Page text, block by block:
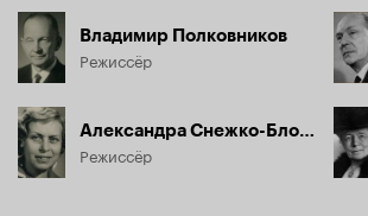
Владимир Полковников
Режиссёр
Александра Снежко-Блоцкая
Режиссёр